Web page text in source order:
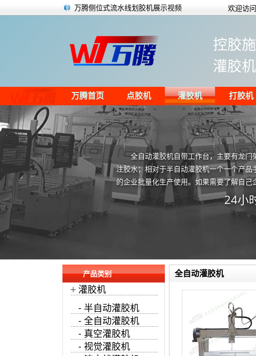
万腾侧位式流水线划胶机展示视频
全自动点胶机的使用注意事项
CCD视觉点胶机灌胶机的优势
发泡点胶机的清洗方法有哪些？
家电马达配件使用半自动灌胶机灌注环氧
硅酸凝胶和硅胶是同一种物质吗？
欢迎访
控胶
灌胶
万腾首页 点胶机 灌胶机 打胶机
全自动灌胶机自带工作台，主要有龙
注胶水；相对于半自动灌胶机一个一个产
的企业批量化生产使用。如果需要了解自
24小
全自动灌胶机
产品类别
+ 灌胶机
- 半自动灌胶机
- 全自动灌胶机
- 真空灌胶机
- 视觉灌胶机